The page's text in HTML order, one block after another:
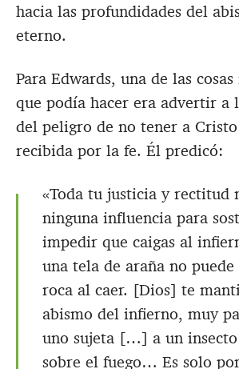
hacia las profundidades del
eterno.
Para Edwards, una de las cosas
que podía hacer era advertir a
del peligro de no tener a
recibida por la fe. Él predicó:
«Toda tu justicia y rectitud
ninguna influencia para
impedir que caigas al
una tela de araña no
roca al caer. [Dios] te
abismo del infierno, muy
uno sujeta […] a un insecto
sobre el fuego… Es solo